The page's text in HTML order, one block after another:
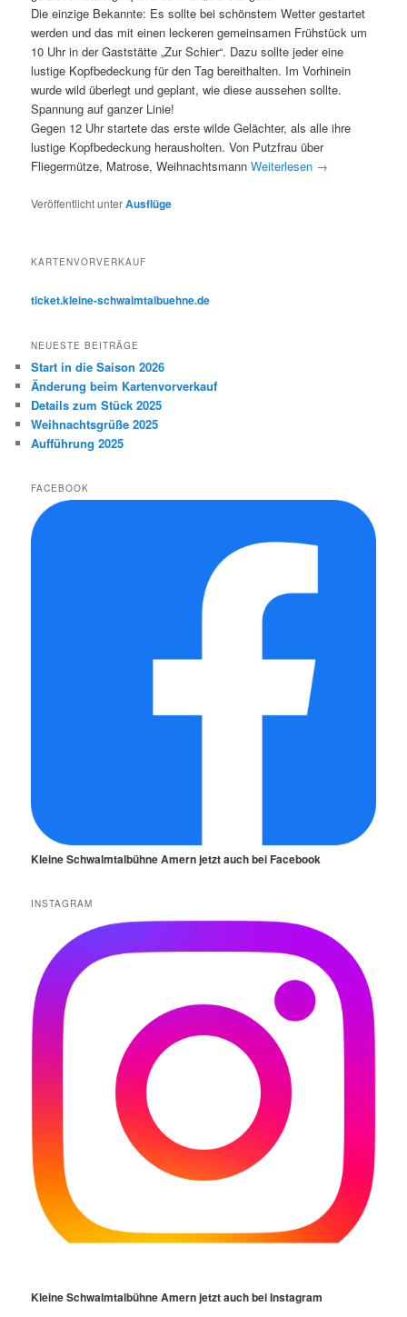
Die einzige Bekannte: Es sollte bei schönstem Wetter gestartet
werden und das mit einen leckeren gemeinsamen Frühstück um
10 Uhr in der Gaststätte „Zur Schier“. Dazu sollte jeder eine
lustige Kopfbedeckung für den Tag bereithalten. Im Vorhinein
wurde wild überlegt und geplant, wie diese aussehen sollte.
Spannung auf ganzer Linie!
Gegen 12 Uhr startete das erste wilde Gelächter, als alle ihre
lustige Kopfbedeckung herausholten. Von Putzfrau über
Fliegermütze, Matrose, WeihnachtsmannWeiterlesen →
Veröffentlicht unterAusflüge
KARTENVORVERKAUF
ticket.kleine-schwalmtalbuehne.de
NEUESTE BEITRÄGE
Start in die Saison 2026
Änderung beim Kartenvorverkauf
Details zum Stück 2025
Weihnachtsgrüße 2025
Aufführung 2025
FACEBOOK
Kleine Schwalmtalbühne Amern jetzt auch bei Facebook
INSTAGRAM
Kleine Schwalmtalbühne Amern jetzt auch bei Instagram